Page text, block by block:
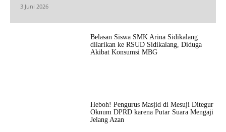
3 Juni 2026
Belasan Siswa SMK Arina Sidikalang
dilarikan ke RSUD Sidikalang, Diduga
Akibat Konsumsi MBG
Heboh! Pengurus Masjid di Mesuji Ditegur
Oknum DPRD karena Putar Suara Mengaji
Jelang Azan